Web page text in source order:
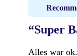
“Super
Alles war